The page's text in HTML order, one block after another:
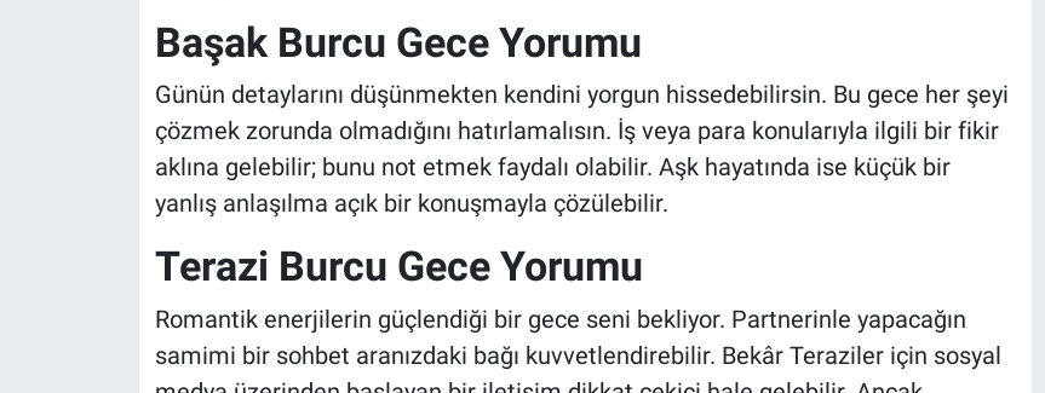
Başak Burcu Gece Yorumu
Günün detaylarını düşünmekten kendini yorgun hissedebilirsin. Bu gece her şeyi
çözmek zorunda olmadığını hatırlamalısın. İş veya para konularıyla ilgili bir fikir
aklına gelebilir; bunu not etmek faydalı olabilir. Aşk hayatında ise küçük bir
yanlış anlaşılma açık bir konuşmayla çözülebilir.
Terazi Burcu Gece Yorumu
Romantik enerjilerin güçlendiği bir gece seni bekliyor. Partnerinle yapacağın
samimi bir sohbet aranızdaki bağı kuvvetlendirebilir. Bekâr Teraziler için sosyal